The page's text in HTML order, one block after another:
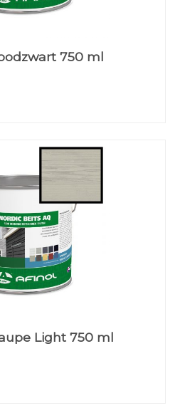
750 ml
Light 750 ml